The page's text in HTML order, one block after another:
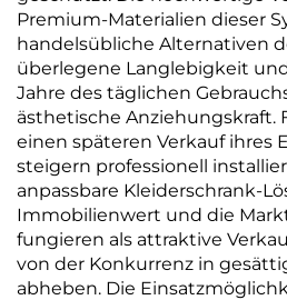
Premium-Materialien dieser
handelsübliche Alternativen
überlegene Langlebigkeit
Jahre des täglichen
ästhetische Anziehungskraft.
einen späteren Verkauf ihres
steigern professionell
anpassbare Kleiderschrank-
Immobilienwert und die
fungieren als attraktive
von der Konkurrenz in
abheben. Die